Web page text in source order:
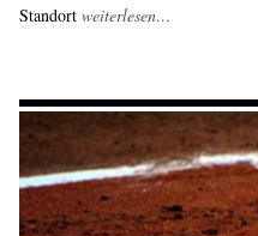
Standort weiterlesen…